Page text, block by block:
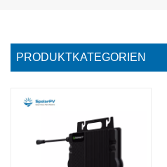
PRODUKTKATEGORIEN